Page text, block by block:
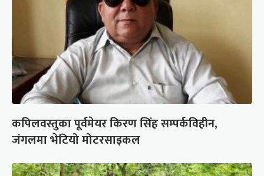
कपिलवस्तुका पूर्वमेयर किरण सिंह सम्पर्कविहीन,
जंगलमा भेटियो मोटरसाइकल